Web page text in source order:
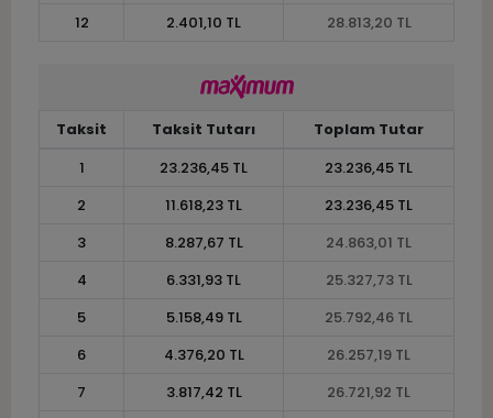
12 2.401,10 TL 28.813,20 TL
Taksit Taksit Tutarı
Toplam Tutar
1
23.236,45 TL
23.236,45 TL
2
11.618,23 TL
23.236,45 TL
3
8.287,67 TL
24.863,01 TL
4
6.331,93 TL
25.327,73 TL
5
5.158,49 TL
25.792,46 TL
6
4.376,20 TL
26.257,19 TL
7
3.817,42 TL
26.721,92 TL